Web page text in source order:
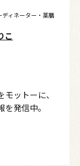
ィネーター・薬膳
こ
ットーに、
発信中。